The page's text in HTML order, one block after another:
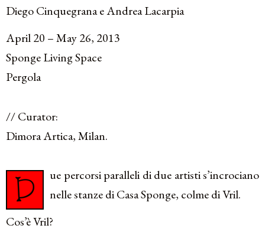
Diego Cinquegrana e Andrea Lacarpia
April 20 – May 26, 2013
Sponge Living Space
Pergola
// Curator:
Dimora Artica, Milan.
D
ue percorsi paralleli di due artisti s’incrociano
nelle stanze di Casa Sponge, colme di Vril.
Cos’è Vril?